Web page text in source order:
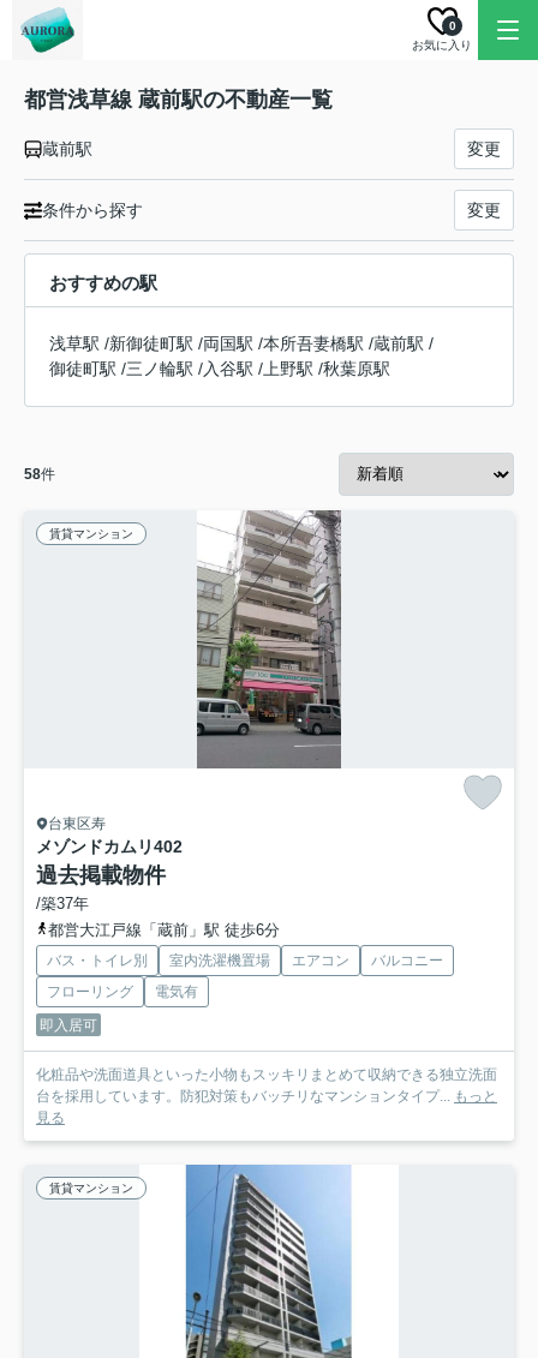
お気に入り
0
都営浅草線 蔵前駅の不動産一覧
蔵前駅 変更
条件から探す 変更
おすすめの駅
浅草駅 /新御徒町駅 /両国駅 /本所吾妻橋駅 /蔵前駅 /
御徒町駅 /三ノ輪駅 /入谷駅 / 上野駅 /秋葉原駅
58件
賃貸マンション
台東区寿
メゾンドカムリ402
過去掲載物件
/築37年
都営大江戸線「蔵前」駅 徒歩6分
バス・トイレ別 室内洗濯機置場 エアコン
バルコニー
フローリング
電気有
即入居可
化粧品や洗面道具といった小物もスッキリまとめて収納できる独立洗面
台を採用しています。防犯対策もバッチリなマンションタイプ... もっと
見る
賃貸マンション